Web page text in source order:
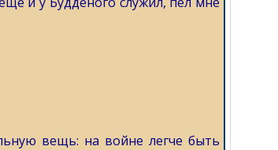
вещь: на войне легче быть